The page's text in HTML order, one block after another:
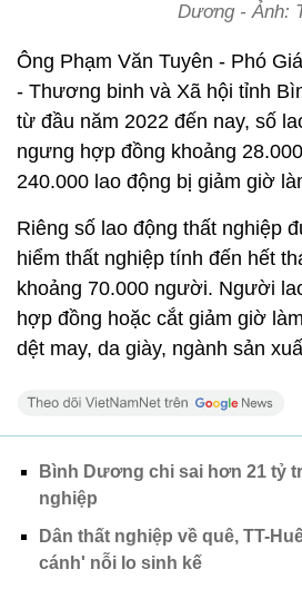
Dương - Ảnh:
Ông Phạm Văn Tuyên - Phó
- Thương binh và Xã hội tỉnh
từ đầu năm 2022 đến nay, số
ngưng hợp đồng khoảng
240.000 lao động bị giảm giờ
Riêng số lao động thất nghiệp
hiểm thất nghiệp tính đến hết
khoảng 70.000 người. Người
hợp đồng hoặc cắt giảm giờ
dệt may, da giày, ngành sản
Bình Dương chi sai hơn 21 tỷ
nghiệp
Dân thất nghiệp về quê, TT-
cánh' nỗi lo sinh kế